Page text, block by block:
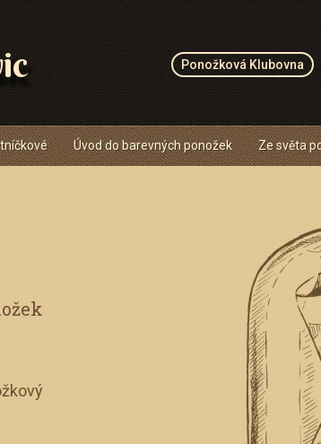
Ponožková Klubovna
Úvod do barevných ponožek Ze světa